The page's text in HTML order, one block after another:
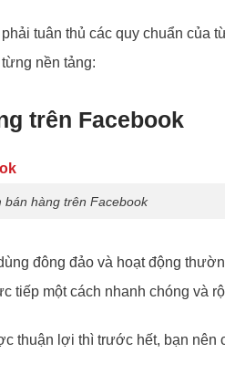
tuân thủ các quy chuẩn của
nền tảng:
trên Facebook
bán hàng trên Facebook
đông đảo và hoạt động
tiếp một cách nhanh chóng và
thuận lợi thì trước hết, bạn nên